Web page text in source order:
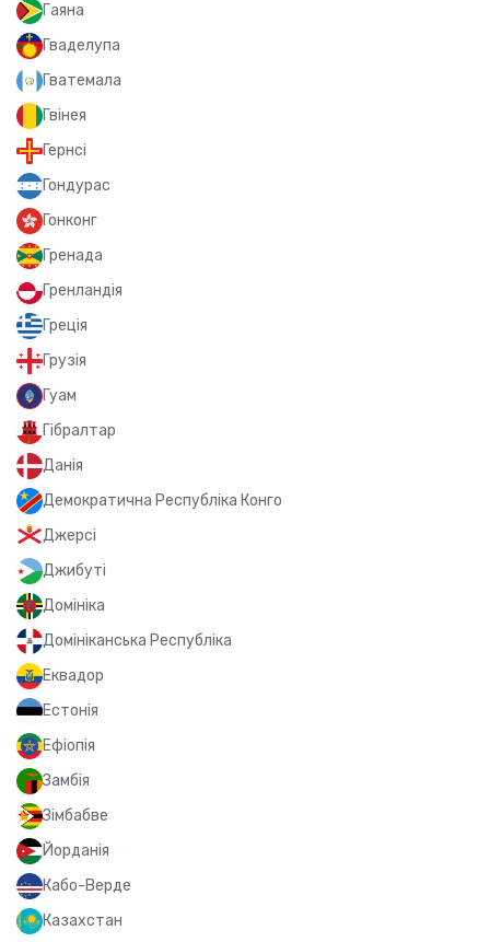
Гаяна
Гваделупа
Гватемала
Гвінея
Гернсі
Гондурас
Гонконг
Гренада
Гренландія
Греція
Грузія
Гуам
Гібралтар
Данія
Демократична Республіка Конго
Джерсі
Джибуті
Домініка
Домініканська Республіка
Еквадор
Естонія
Ефіопія
Замбія
Зімбабве
Йорданія
Кабо-Верде
Казахстан